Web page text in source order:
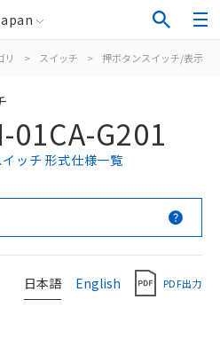
リ > スイッチ > 押ボタンスイッチ/表示灯
01CA-G201
ッチ 形式仕様一覧
日本語 English PDF出力